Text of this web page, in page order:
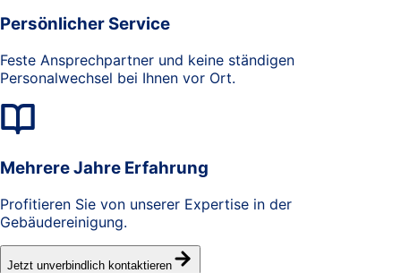
Persönlicher Service
Feste Ansprechpartner und keine ständigen
Personalwechsel bei Ihnen vor Ort.
Mehrere Jahre Erfahrung
Profitieren Sie von unserer Expertise in der
Gebäudereinigung.
Jetzt unverbindlich kontaktieren